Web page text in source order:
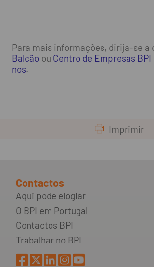
Para mais informações, dirija-se a
Balcão ou Centro de Empresas BPI
nos.
Imprimir
Contactos
Aqui pode elogiar
O BPI em Portugal
Contactos BPI
Trabalhar no BPI